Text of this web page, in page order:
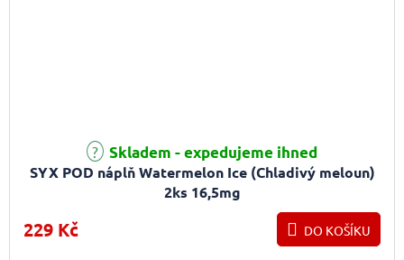
SYX POD náplň Watermelon Ice (Chladivý meloun)
2ks 16,5mg
Skladem - expedujeme ihned
229 Kč DO KOŠÍKU